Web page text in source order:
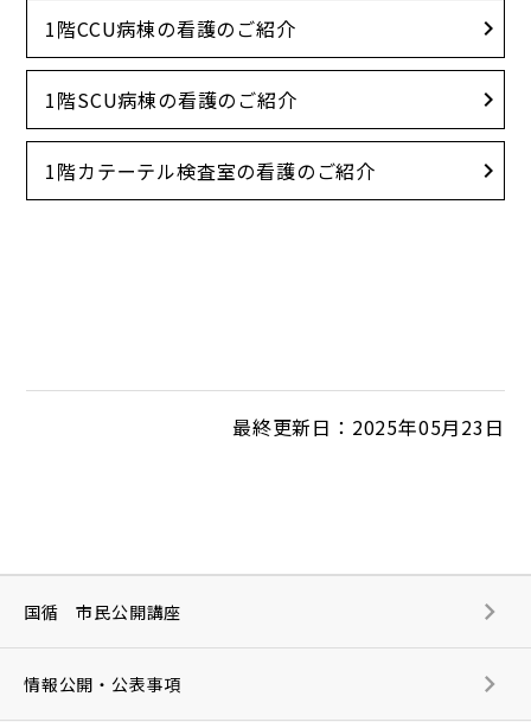
1階CCU病棟の看護のご紹介
1階SCU病棟の看護のご紹介
1階カテーテル検査室の看護のご紹介
最終更新日：2025年05月23日
国循 市民公開講座
情報公開・公表事項